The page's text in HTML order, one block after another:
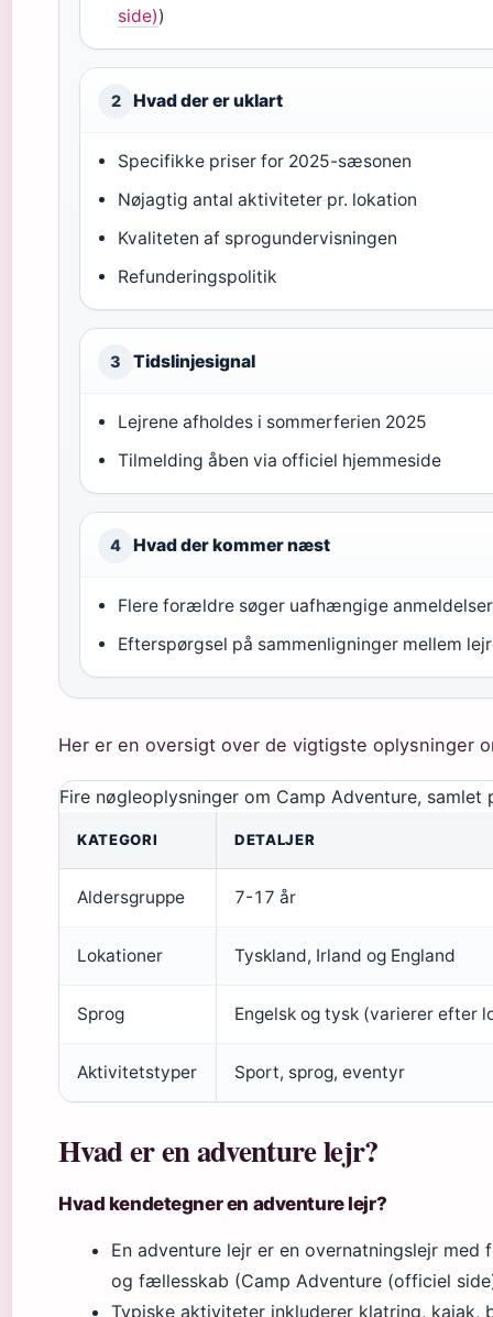
side))
2 Hvad der er uklart
Specifikke priser for 2025-sæsonen
Nøjagtig antal aktiviteter pr. lokation
Kvaliteten af sprogundervisningen
Refunderingspolitik
3 Tidslinjesignal
Lejrene afholdes i sommerferien 2025
Tilmelding åben via officiel hjemmeside
4 Hvad der kommer næst
Flere forældre søger uafhængige anmeldelser
Efterspørgsel på sammenligninger mellem
Her er en oversigt over de vigtigste oplysninger
Fire nøgleoplysninger om Camp Adventure, samlet
KATEGORI DETALJER
Aldersgruppe 7-17 år
Lokationer Tyskland, Irland og England
Sprog Engelsk og tysk (varierer efter
Aktivitetstyper Sport, sprog, eventyr
Hvad er en adventure lejr?
Hvad kendetegner en adventure lejr?
En adventure lejr er en overnatningslejr
og fællesskab (Camp Adventure (officiel
Typiske aktiviteter inkluderer klatring, kajak,